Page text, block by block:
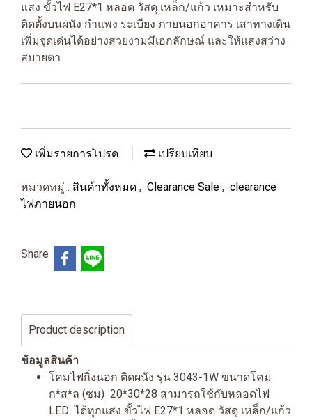
แสง ขั้วไฟ E27*1 หลอด วัสดุ เหล็ก/แก้ว เหมาะสำหรับ
ติดตั้งบนผนัง กำแพง ระเบียง ภายนอกอาคาร เสาทางเดิน
เพิ่มจุดเด่นได้อย่างสวยงามมีเอกลักษณ์ และให้แสงสว่าง
สบายตา
เพิ่มรายการโปรด เปรียบเทียบ
หมวดหมู่ : สินค้าทั้งหมด , Clearance Sale , clearance
ไฟภายนอก
Share
Product description
ข้อมูลสินค้า
โคมไฟกิ่งนอก ติดผนัง รุ่น 3043-1W ขนาดโคม
ก*ส*ล (ซม) 20*30*28 สามารถใช้กับหลอดไฟ
LED ได้ทุกแสง ขั้วไฟ E27*1 หลอด วัสดุ เหล็ก/แก้ว